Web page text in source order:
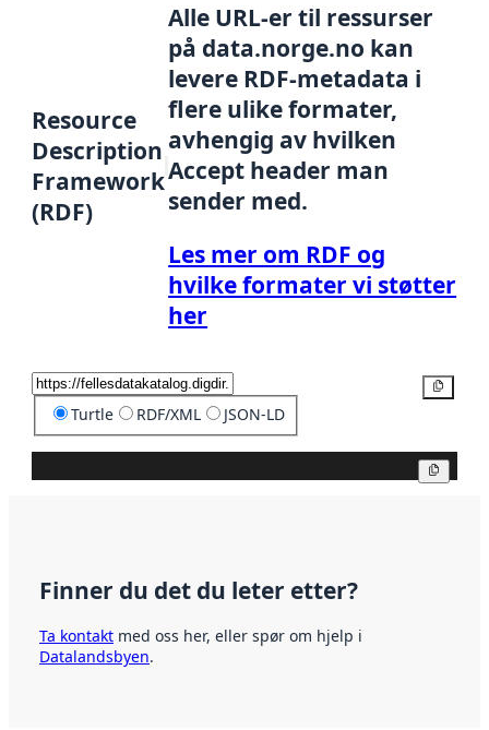
Resource
Description
Framework
(RDF)
Alle URL-er til ressurser
på data.norge.no kan
levere RDF-metadata i
flere ulike formater,
avhengig av hvilken
Accept header man
sender med.
Les mer om RDF og
hvilke formater vi støtter
her
Turtle RDF/XML JSON-LD
Finner du det du leter etter?
Ta kontakt med oss her, eller spør om hjelp i
Datalandsbyen.